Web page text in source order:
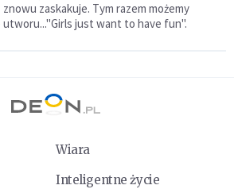
zaskakuje. Tym razem możemy
just want to have fun".
Wiara
Inteligentne życie